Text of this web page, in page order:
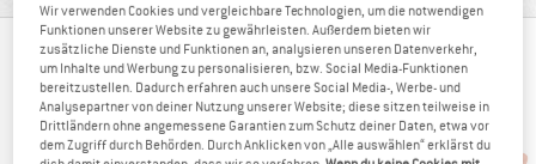
ANDERE BERGFREUNDE SCHAUTEN SICH AUCH
AN
Wir verwenden Cookies und vergleichbare Technologien, um die notwendigen
Funktionen unserer Website zu gewährleisten. Außerdem bieten wir
zusätzliche Dienste und Funktionen an, analysieren unseren Datenverkehr,
um Inhalte und Werbung zu personalisieren, bzw. Social Media-Funktionen
bereitzustellen. Dadurch erfahren auch unsere Social Media-, Werbe- und
Analysepartner von deiner Nutzung unserer Website; diese sitzen teilweise in
Drittländern ohne angemessene Garantien zum Schutz deiner Daten, etwa vor
dem Zugriff durch Behörden. Durch Anklicken von „Alle auswählen“ erklärst du